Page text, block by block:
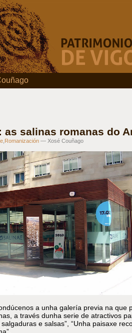
as salinas romanas do
, Romanización— Xosé Couñago
a unha galería previa na
a través dunha serie de atractivos
e salsas”, “Unha paisaxe